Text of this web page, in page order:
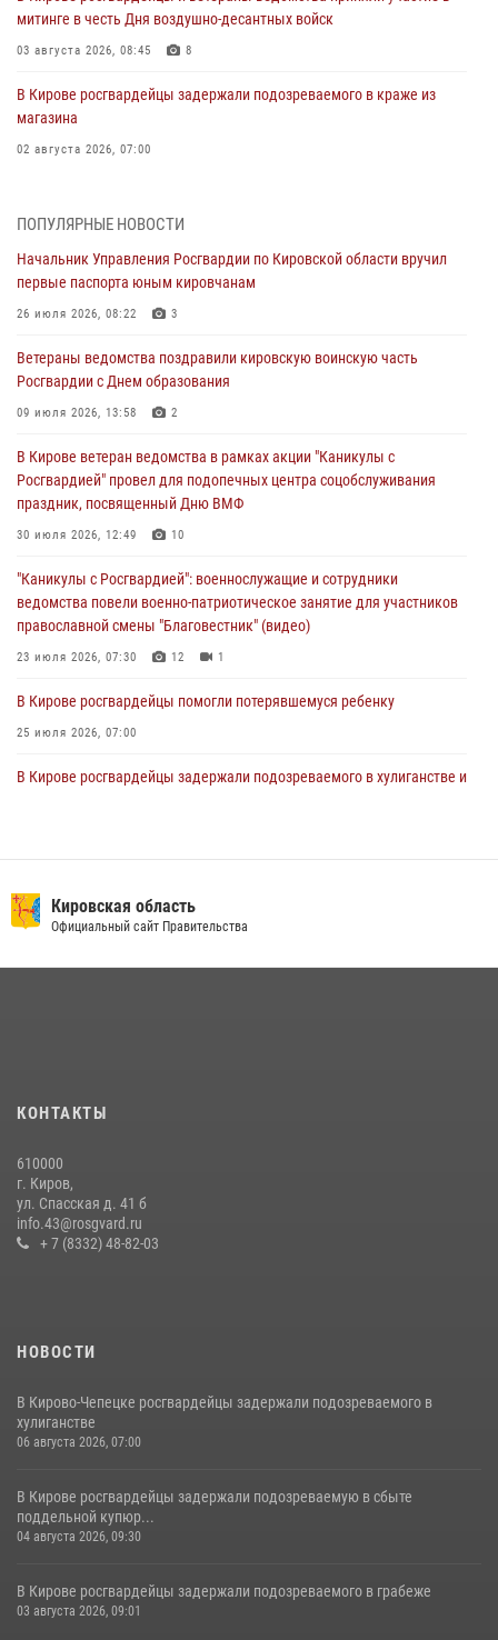
митинге в честь Дня воздушно-десантных войск
03 августа 2026, 08:45 8
В Кирове росгвардейцы задержали подозреваемого в краже из
магазина
02 августа 2026, 07:00
Российской Федерации
В Росгвардии вспоминают российских воинов, погибших в Первой
мировой войне 1914-1918 годов
В Кирове офицер Росгвардии стал победителем открытого
шахматного турнира
Директор Росгвардии Герой России генерал армии Виктор Золотов
поздравил специалистов подразделений тыла с профессиональным
праздником
ПОПУЛЯРНЫЕ НОВОСТИ
Начальник Управления Росгвардии по Кировской области вручил
первые паспорта юным кировчанам
26 июля 2026, 08:22 3
Ветераны ведомства поздравили кировскую воинскую часть
Росгвардии с Днем образования
09 июля 2026, 13:58 2
В Кирове ветеран ведомства в рамках акции "Каникулы с
Росгвардией" провел для подопечных центра соцобслуживания
праздник, посвященный Дню ВМФ
30 июля 2026, 12:49 10
"Каникулы с Росгвардией": военнослужащие и сотрудники
ведомства повели военно-патриотическое занятие для участников
православной смены "Благовестник" (видео)
23 июля 2026, 07:30 12 1
В Кирове росгвардейцы помогли потерявшемуся ребенку
25 июля 2026, 07:00
В Кирове росгвардейцы задержали подозреваемого в хулиганстве и
вневедомственную охрану и поступления в ведомственные вузы
22 июля 2026, 14:51 1 2
В Кирове и Кирово-Чепецке росгвардейцы задержали
подозреваемых в хулиганстве
19 июля 2026, 07:00
Кировская область
Официальный сайт Правительства
КОНТАКТЫ
610000
г. Киров,
ул. Спасская д. 41 б
info.43@rosgvard.ru
+ 7 (8332) 48-82-03
НОВОСТИ
В Кирово-Чепецке росгвардейцы задержали подозреваемого в
хулиганстве
06 августа 2026, 07:00
В Кирове росгвардейцы задержали подозреваемую в сбыте
поддельной купюр...
04 августа 2026, 09:30
В Кирове росгвардейцы задержали подозреваемого в грабеже
03 августа 2026, 09:01